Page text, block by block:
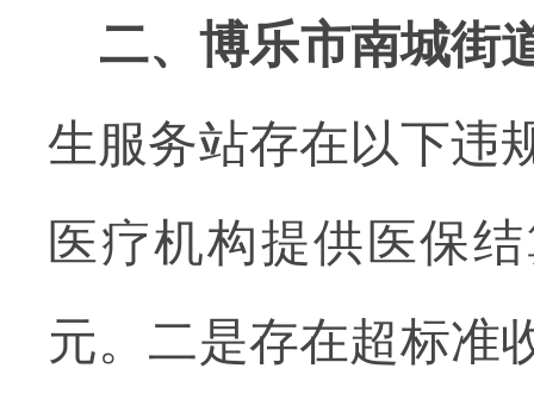
二、博乐市南城街
生服务站存在以下违
医疗机构提供医保
元。二是存在超标准